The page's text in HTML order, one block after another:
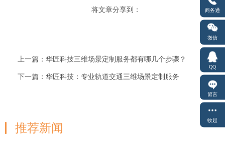
将文章分享到：
上一篇：华匠科技三维场景定制服务都有哪几个步骤？
下一篇：华匠科技：专业轨道交通三维场景定制服务
推荐新闻
商务通
微信
QQ
留言
收起